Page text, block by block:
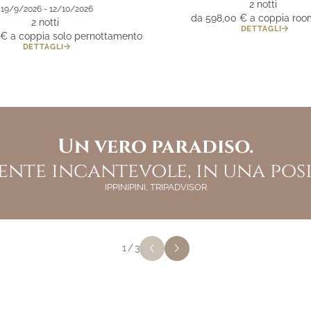
19/9/2026 - 12/10/2026
2 notti
a coppia solo pernottamento
DETTAGLI
2 notti
da 598,00 € a coppia
DETTAGLI
Un vero paradiso.
incantevole, in una
IPPINIPINI, TRIPADVISOR
che cerchi da tempo
nello stupendo
Carducci.
Soggiorno
Ci ritorneremo
RAFFABIANCA177, TRIPADVISOR
1/ 3